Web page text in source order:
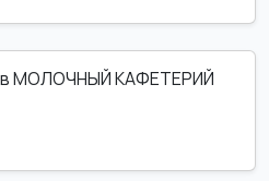
в МОЛОЧНЫЙ КАФЕТЕРИЙ